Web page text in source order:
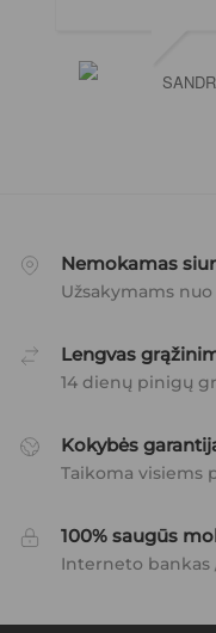
Nemokamas
Užsakymams
Lengvas
14 dienų pinigų
Kokybės
Taikoma visiems
100% saugūs
Interneto bankas